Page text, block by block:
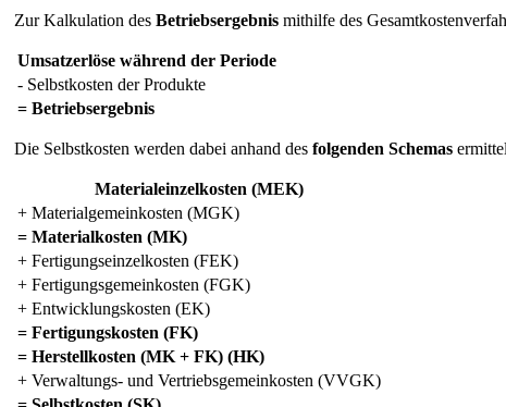
Zur Kalkulation des Betriebsergebnis mithilfe des
Umsatzerlöse während der Periode
- Selbstkosten der Produkte
= Betriebsergebnis
Die Selbstkosten werden dabei anhand des folgenden Schemas
Materialeinzelkosten (MEK)
+ Materialgemeinkosten (MGK)
= Materialkosten (MK)
+ Fertigungseinzelkosten (FEK)
+ Fertigungsgemeinkosten (FGK)
+ Entwicklungskosten (EK)
= Fertigungskosten (FK)
= Herstellkosten (MK + FK) (HK)
+ Verwaltungs- und Vertriebsgemeinkosten (VVGK)